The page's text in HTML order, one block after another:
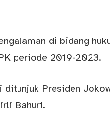
di bidang
periode 2019-2023.
Presiden
Bahuri.